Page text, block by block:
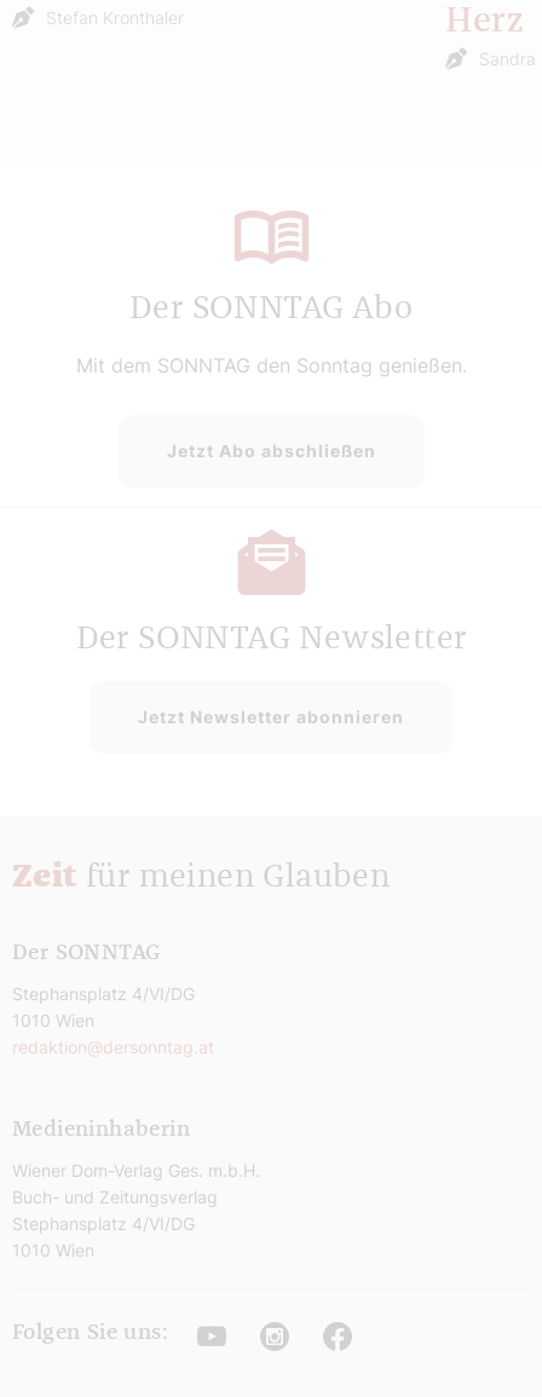
Stefan Kronthaler
Herz
Sandra
Der SONNTAG Abo
Mit dem SONNTAG den Sonntag genießen.
Jetzt Abo abschließen
Der SONNTAG Newsletter
Jetzt Newsletter abonnieren
Zeit für meinen Glauben
Der SONNTAG
Stephansplatz 4/VI/DG
1010 Wien
redaktion@dersonntag.at
Medieninhaberin
Wiener Dom-Verlag Ges. m.b.H.
Buch- und Zeitungsverlag
Stephansplatz 4/VI/DG
1010 Wien
Folgen Sie uns: YoutubeInstagramFacebook